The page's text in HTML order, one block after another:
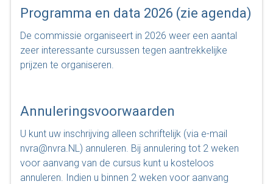
Programma en data 2026 (zie agenda)
De commissie organiseert in 2026 weer een aantal
zeer interessante cursussen tegen aantrekkelijke
prijzen te organiseren.
Annuleringsvoorwaarden
U kunt uw inschrijving alleen schriftelijk (via e-mail
nvra@nvra.NL) annuleren. Bij annulering tot 2 weken
voor aanvang van de cursus kunt u kosteloos
annuleren. Indien u binnen 2 weken voor aanvang